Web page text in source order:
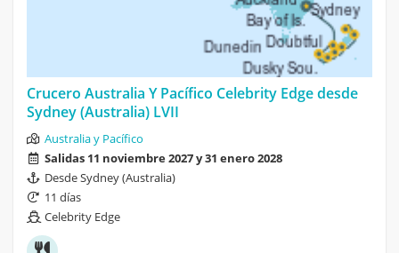
Crucero Australia Y Pacífico Celebrity Edge desde
Sydney (Australia) LVII
Australia y Pacífico
Salidas 11 noviembre 2027 y 31 enero 2028
Desde Sydney (Australia)
11 días
Celebrity Edge